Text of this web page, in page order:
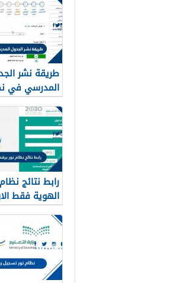
طريقة نشر
المدرسي في
1448
رابط نتائج
الهوية فقط الان